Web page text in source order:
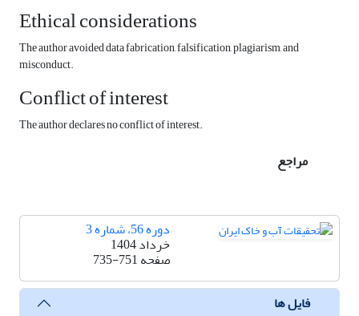
Ethical considerations
The author avoided data fabrication, falsification, plagiarism, and
misconduct.
Conflict of interest
The author declares no conflict of interest.
مراجع
دوره 56، شماره 3
خرداد 1404
صفحه735-751
فایل ها